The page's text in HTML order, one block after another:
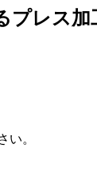
プレス
い。